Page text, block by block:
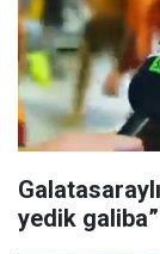
yedik galiba”